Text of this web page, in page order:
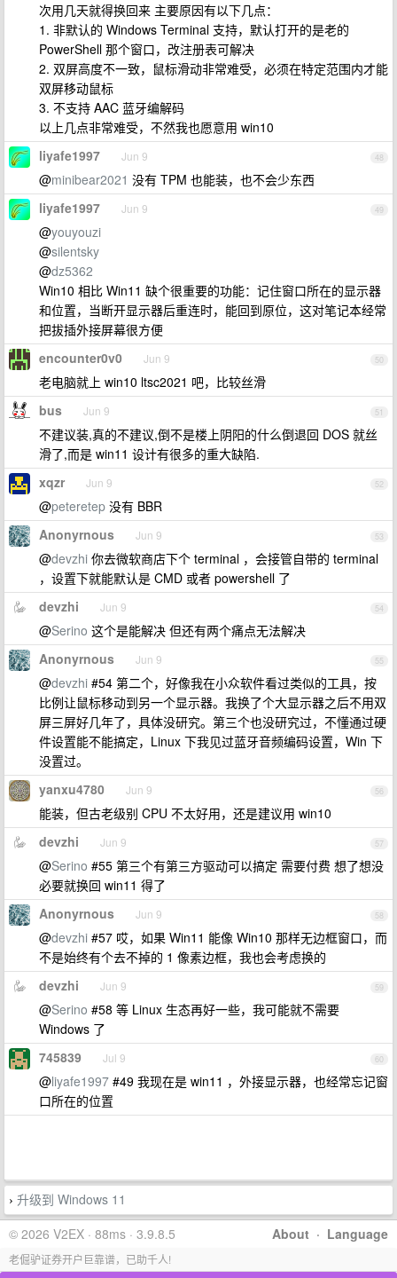
次用几天就得换回来 主要原因有以下几点：
1. 非默认的 Windows Terminal 支持，默认打开的是老的
PowerShell 那个窗口，改注册表可解决
2. 双屏高度不一致，鼠标滑动非常难受，必须在特定范围内才能
双屏移动鼠标
3. 不支持 AAC 蓝牙编解码
以上几点非常难受，不然我也愿意用 win10
48
liyafe1997 Jun 9
@minibear2021 没有 TPM 也能装，也不会少东西
49
liyafe1997 Jun 9
@youyouzi
@silentsky
@dz5362
Win10 相比 Win11 缺个很重要的功能：记住窗口所在的显示器
和位置，当断开显示器后重连时，能回到原位，这对笔记本经常
把拔插外接屏幕很方便
50
encounter0v0 Jun 9
老电脑就上 win10 ltsc2021 吧，比较丝滑
51
bus Jun 9
不建议装,真的不建议,倒不是楼上阴阳的什么倒退回 DOS 就丝
滑了,而是 win11 设计有很多的重大缺陷.
52
xqzr Jun 9
@peteretep 没有 BBR
53
Anonyrnous Jun 9
@devzhi 你去微软商店下个 terminal ，会接管自带的 terminal
，设置下就能默认是 CMD 或者 powershell 了
54
devzhi Jun 9
@Serino 这个是能解决 但还有两个痛点无法解决
55
Anonyrnous Jun 9
@devzhi #54 第二个，好像我在小众软件看过类似的工具，按
比例让鼠标移动到另一个显示器。我换了个大显示器之后不用双
屏三屏好几年了，具体没研究。第三个也没研究过，不懂通过硬
件设置能不能搞定，Linux 下我见过蓝牙音频编码设置，Win 下
没置过。
56
yanxu4780 Jun 9
能装，但古老级别 CPU 不太好用，还是建议用 win10
57
devzhi Jun 9
@Serino #55 第三个有第三方驱动可以搞定 需要付费 想了想没
必要就换回 win11 得了
58
Anonyrnous Jun 9
@devzhi #57 哎，如果 Win11 能像 Win10 那样无边框窗口，而
不是始终有个去不掉的 1 像素边框，我也会考虑换的
59
devzhi Jun 9
@Serino #58 等 Linux 生态再好一些，我可能就不需要
Windows 了
60
745839 Jul 9
@liyafe1997 #49 我现在是 win11 ，外接显示器，也经常忘记窗
口所在的位置
› 升级到 Windows 11
About · Language
© 2026 V2EX · 88ms · 3.9.8.5
老倔驴证券开户巨靠谱，已助千人!